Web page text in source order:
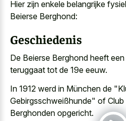
Hier zijn enkele belangrijke
Beierse Berghond:
Geschiedenis
De Beierse Berghond heeft
teruggaat tot de 19e eeuw.
In 1912 werd in München de
Gebirgsschweißhunde" of
Berghonden opgericht.